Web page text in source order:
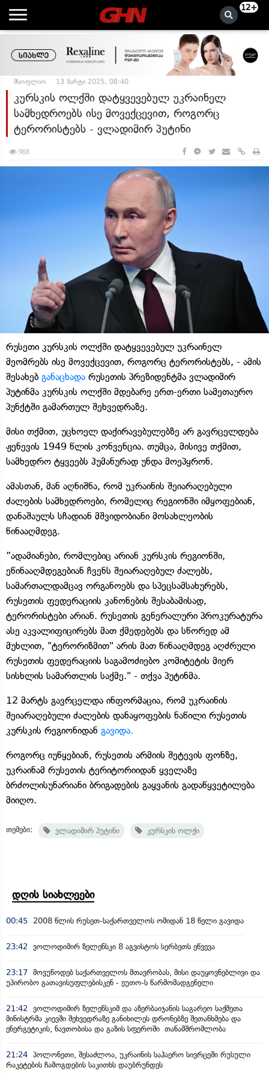
12+
მსოფლიო 13 მარტი 2025, 08:40
კურსკის ოლქში დატყვევებულ უკრაინელ
სამხედროებს ისე მოვექცევით, როგორც
ტერორისტებს - ვლადიმირ პუტინი
968
რუსეთი კურსკის ოლქში დატყვევებულ უკრაინელ
მეომრებს ისე მოვექცევით, როგორც ტერორისტებს, - ამის
შესახებ განაცხადა რუსეთის პრეზიდენტმა ვლადიმირ
პუტინმა კურსკის ოლქში მდებარე ერთ-ერთი სამეთაურო
პუნქტში გამართულ შეხვედრაზე.
მისი თქმით, უცხოელ დაქირავებულებზე არ გავრცელდება
ჟენევის 1949 წლის კონვენცია. თუმცა, მისივე თქმით,
სამხედრო ტყვეებს ჰუმანურად უნდა მოეპყრონ.
ამასთან, მან აღნიშნა, რომ უკრაინის შეიარაღებული
ძალების სამხედროები, რომელიც რეგიონში იმყოფებიან,
დანაშაულს სჩადიან მშვიდობიანი მოსახლეობის
წინააღმდეგ.
”ადამიანები, რომლებიც არიან კურსკის რეგიონში,
ეწინააღმდეგებიან ჩვენს შეიარაღებულ ძალებს,
სამართალდამცავ ორგანოებს და სპეცსამსახურებს,
რუსეთის ფედერაციის კანონების შესაბამისად,
ტერორისტები არიან. რუსეთის გენერალური პროკურატურა
ასე აკვალიფიცირებს მათ ქმედებებს და სწორედ ამ
მუხლით, "ტერორიზმით" არის მათ წინააღმდეგ აღძრული
რუსეთის ფედერაციის საგამოძიებო კომიტეტის მიერ
სისხლის სამართლის საქმე." - თქვა პუტინმა.
12 მარტს გავრცელდა ინფორმაცია, რომ უკრაინის
შეიარაღებული ძალების დანაყოფების ნაწილი რუსეთის
კურსკის რეგიონიდან გავიდა.
როგორც იუწყებიან, რუსეთის არმიის შეტევის ფონზე,
უკრაინამ რუსეთის ტერიტორიიდან ყველაზე
ბრძოლისუნარიანი ბრიგადების გაყვანის გადაწყვეტილება
მიიღო.
თემები: ვლადიმირ პუტინი კურსკის ოლქი
დღის სიახლეები
00:45 2008 წლის რუსეთ-საქართველოს ომიდან 18 წელი გავიდა
23:42 ვოლოდიმირ ზელენსკი 8 აგვისტოს სერბეთს ეწვევა
23:17 მოვუწოდებ საქართველოს მთავრობას, მისი დაუყოვნებლივი და
უპირობო გათავისუფლებისკენ - ეუთო-ს წარმომადგენელი
21:42
ვოლოდიმირ ზელენსკიმ და აზერბაიჯანის საგარეო საქმეთა
მინისტრმა კიევში შეხვედრაზე განიხილეს დრონებზე შეთანხმება და
ენერგეტიკის, ნავთობისა და გაზის სფეროში თანამშრომლობა
21:24 პოლონეთი, შესაძლოა, უკრაინის საჰაერო სივრცეში რუსული
რაკეტების ჩამოგდების საკითხს დაუბრუნდეს